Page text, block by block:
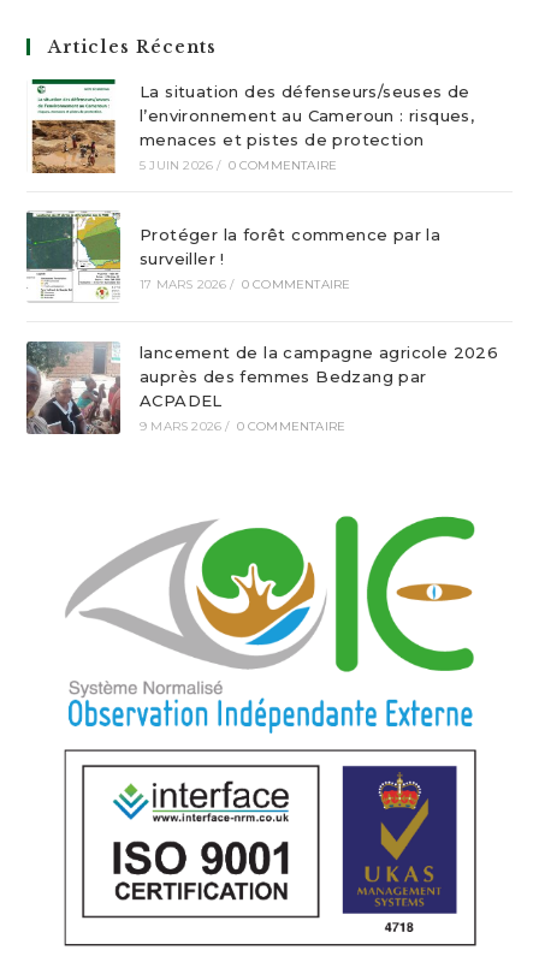
Articles Récents
La situation des défenseurs/seuses de
l’environnement au Cameroun : risques,
menaces et pistes de protection
5 JUIN 2026 / 0 COMMENTAIRE
Protéger la forêt commence par la
surveiller !
17 MARS 2026 / 0 COMMENTAIRE
lancement de la campagne agricole 2026
auprès des femmes Bedzang par
ACPADEL
9 MARS 2026 / 0 COMMENTAIRE